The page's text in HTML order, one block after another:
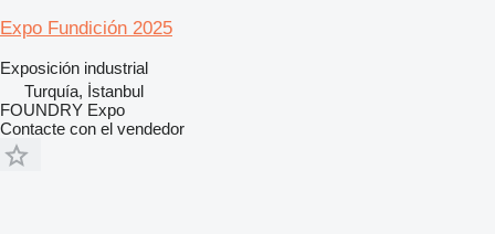
Expo Fundición 2025
Exposición industrial
Turquía, İstanbul
FOUNDRY Expo
Contacte con el vendedor